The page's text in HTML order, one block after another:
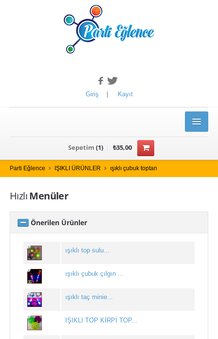
Giriş Kayıt
ÜRÜNLER
noel ışığı
yılbaşı ağacı toptan
Yılbaşı Ağaçları
Yılbaşı Aksesuarları
yılbaşı çorapları & çuvalı
Sepetim (1) ₺35,00
Parti Eğlence IŞIKLI ÜRÜNLER ışıklı çubuk toptan
HızlıMenüler
Önerilen Ürünler
ışıklı top sulu...
ışıklı çubuk çılgın ...
ışıklı taç minie...
IŞIKLI TOP KİRPİ TOP...